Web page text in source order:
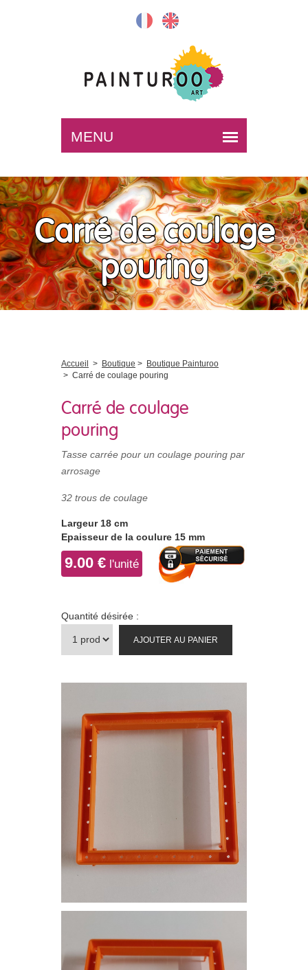
Carré de coulage
pouring
Accueil > Boutique > Boutique Painturoo
> Carré de coulage pouring
Carré de coulage
pouring
Tasse carrée pour un coulage pouring par
arrosage
32 trous de coulage
Largeur 18 cm
Epaisseur de la coulure 15 mm
9.00 € l'unité
Quantité désirée :
AJOUTER AU PANIER